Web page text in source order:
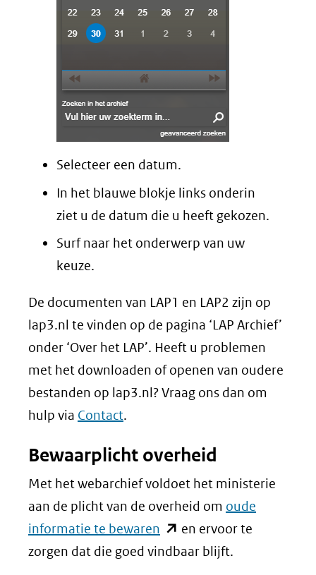
Selecteer een datum.
In het blauwe blokje links onderin
ziet u de datum die u heeft gekozen.
Surf naar het onderwerp van uw
keuze.
De documenten van LAP1 en LAP2 zijn op
lap3.nl te vinden op de pagina ‘LAP Archief’
onder ‘Over het LAP’. Heeft u problemen
met het downloaden of openen van oudere
bestanden op lap3.nl? Vraag ons dan om
hulp via Contact.
Bewaarplicht overheid
Met het webarchief voldoet het ministerie
aan de plicht van de overheid om oude
informatie te bewaren (opent
in
en ervoor te
zorgen dat die goed vindbaar blijft.